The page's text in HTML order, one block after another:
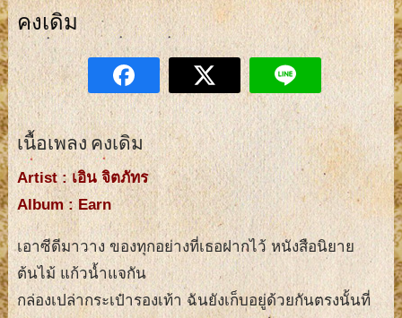
คงเดิม
เนื้อเพลง คงเดิม
Artist : เอิน จิตภัทร
Album : Earn
เอาซีดีมาวาง ของทุกอย่างที่เธอฝากไว้ หนังสือนิยาย
ต้นไม้ แก้วน้ำแจกัน
กล่องเปล่ากระเป๋ารองเท้า ฉันยังเก็บอยู่ด้วยกันตรงนั้นที่